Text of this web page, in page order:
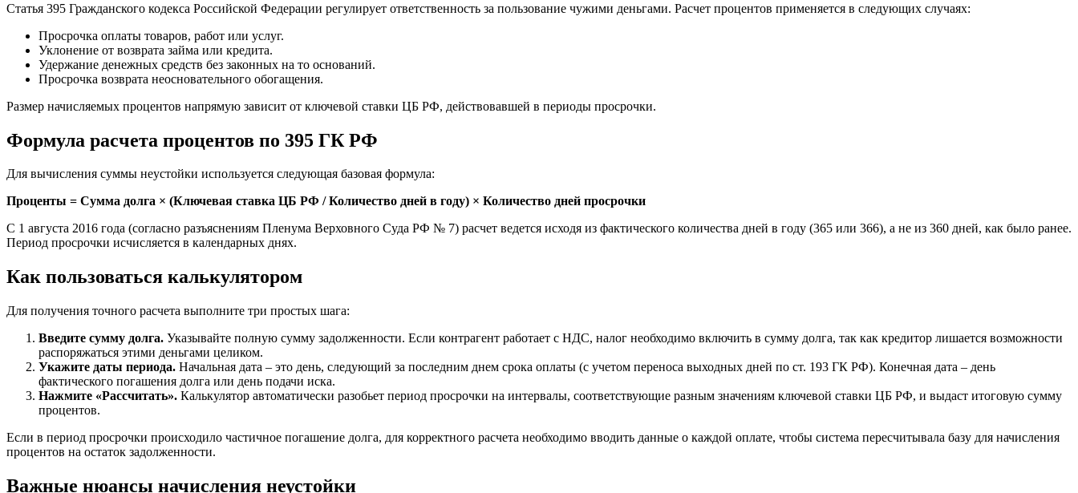
Статья 395 Гражданского кодекса Российской Федерации регулирует ответственность за пользование чужими деньгами. Расчет процентов применяется в следующих случаях:
Просрочка оплаты товаров, работ или услуг.
Уклонение от возврата займа или кредита.
Удержание денежных средств без законных на то оснований.
Просрочка возврата неосновательного обогащения.
Размер начисляемых процентов напрямую зависит от ключевой ставки ЦБ РФ, действовавшей в периоды просрочки.
Формула расчета процентов по 395 ГК РФ
Для вычисления суммы неустойки используется следующая базовая формула:
Проценты = Сумма долга × (Ключевая ставка ЦБ РФ / Количество дней в году) × Количество дней просрочки
С 1 августа 2016 года (согласно разъяснениям Пленума Верховного Суда РФ № 7) расчет ведется исходя из фактического количества дней в году (365 или 366), а не из 360 дней, как было ранее.
Период просрочки исчисляется в календарных днях.
Как пользоваться калькулятором
Для получения точного расчета выполните три простых шага:
Введите сумму долга. Указывайте полную сумму задолженности. Если контрагент работает с НДС, налог необходимо включить в сумму долга, так как кредитор лишается возможности
распоряжаться этими деньгами целиком.
Укажите даты периода. Начальная дата – это день, следующий за последним днем срока оплаты (с учетом переноса выходных дней по ст. 193 ГК РФ). Конечная дата – день
фактического погашения долга или день подачи иска.
Нажмите «Рассчитать». Калькулятор автоматически разобьет период просрочки на интервалы, соответствующие разным значениям ключевой ставки ЦБ РФ, и выдаст итоговую сумму
процентов.
Если в период просрочки происходило частичное погашение долга, для корректного расчета необходимо вводить данные о каждой оплате, чтобы система пересчитывала базу для начисления
процентов на остаток задолженности.
Важные нюансы начисления неустойки